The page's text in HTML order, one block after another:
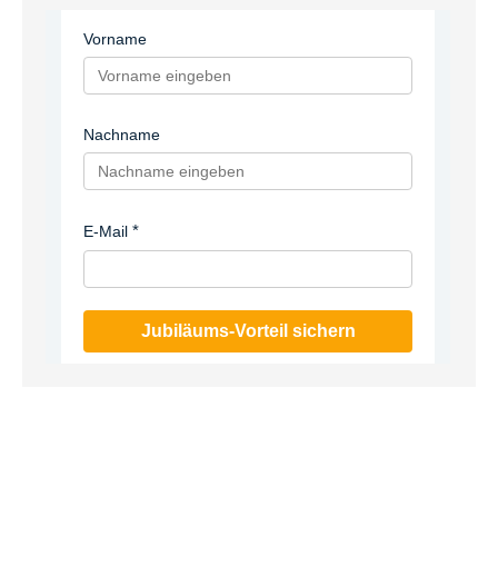
Vorname
Nachname
E-Mail
Jubiläums-Vorteil sichern